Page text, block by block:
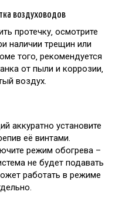
воздуховодов
протечку‚ осмотрите
наличии трещин или
того‚ рекомендуется
от пыли и коррозии‚
воздух.
аккуратно установите
её винтами.
режим обогрева –
не будет подавать
работать в режиме